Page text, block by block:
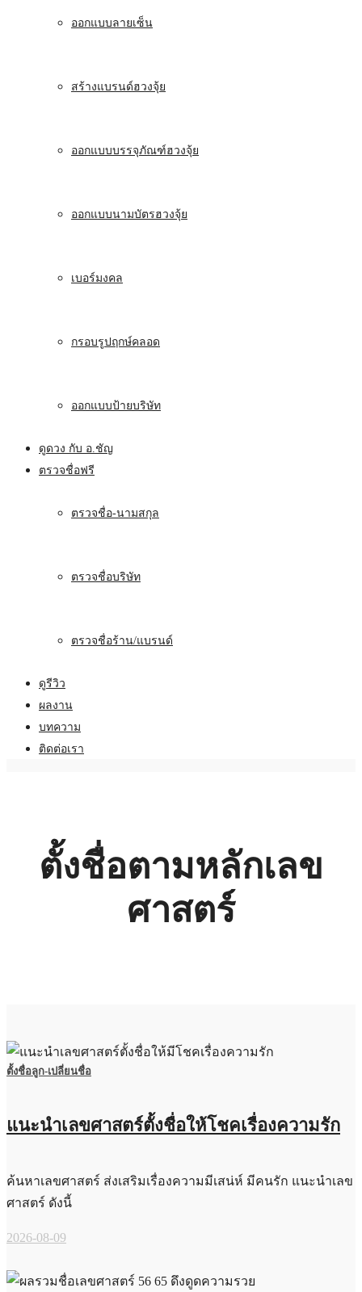
ออกแบบลายเซ็น
สร้างแบรนด์ฮวงจุ้ย
ออกแบบบรรจุภัณฑ์ฮวงจุ้ย
ออกแบบนามบัตรฮวงจุ้ย
เบอร์มงคล
กรอบรูปฤกษ์คลอด
ออกแบบป้ายบริษัท
ดูดวง กับ อ.ชัญ
ตรวจชื่อฟรี
ตรวจชื่อ-นามสกุล
ตรวจชื่อบริษัท
ตรวจชื่อร้าน/แบรนด์
ดูรีวิว
ผลงาน
บทความ
ติดต่อเรา
ตั้งชื่อตามหลักเลข
ศาสตร์
ตั้งชื่อลูก-เปลี่ยนชื่อ
แนะนำเลขศาสตร์ตั้งชื่อให้โชคเรื่องความรัก
ค้นหาเลขศาสตร์ ส่งเสริมเรื่องความมีเสน่ห์ มีคนรัก แนะนำเลข
ศาสตร์ ดังนี้
2026-08-09